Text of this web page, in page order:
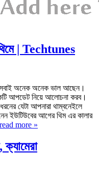
| Techtunes
অনেক অনেক ভাল আছেন।
আপডেট নিয়ে আলোচনা করব।
যেটা আপনারা থাম্বনেইলে
ইউটিউবের আগের থিম এর কালার
read more »
ক্যামেরা